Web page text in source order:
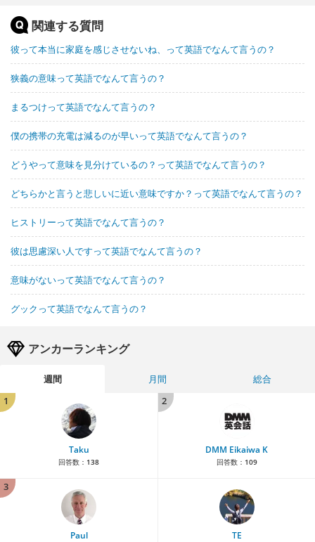
関連する質問
彼って本当に家庭を感じさせないね、って英語でなんて言うの？
狭義の意味って英語でなんて言うの？
まるつけって英語でなんて言うの？
僕の携帯の充電は減るのが早いって英語でなんて言うの？
どうやって意味を見分けているの？って英語でなんて言うの？
どちらかと言うと悲しいに近い意味ですか？って英語でなんて言うの？
ヒストリーって英語でなんて言うの？
彼は思慮深い人ですって英語でなんて言うの？
意味がないって英語でなんて言うの？
グックって英語でなんて言うの？
アンカーランキング
週間 月間
総合
1
Taku
回答数： 138
2
DMM Eikaiwa K
回答数： 109
3
Paul TE